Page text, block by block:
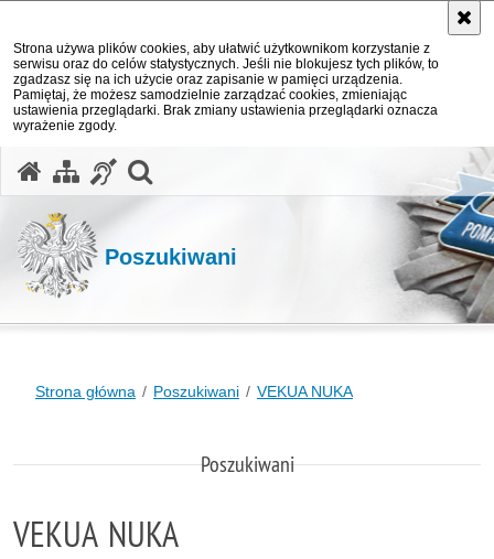
Strona używa plików cookies, aby ułatwić użytkownikom korzystanie z
serwisu oraz do celów statystycznych. Jeśli nie blokujesz tych plików, to
zgadzasz się na ich użycie oraz zapisanie w pamięci urządzenia.
Pamiętaj, że możesz samodzielnie zarządzać cookies, zmieniając
ustawienia przeglądarki. Brak zmiany ustawienia przeglądarki oznacza
wyrażenie zgody.
Poszukiwani
Strona główna Poszukiwani VEKUA NUKA
Poszukiwani
VEKUA NUKA